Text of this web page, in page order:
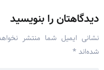
دیدگاهتان را بنویسید
نشانی ایمیل شما منتشر
شده‌اند *